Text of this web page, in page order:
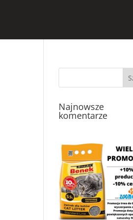
Najnowsze
komentarze